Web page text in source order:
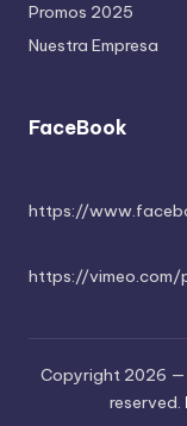
Promos 2025
Nuestra Empresa
FaceBook
https://
https://vimeo.com/
Copyright 2026 —
reserved.